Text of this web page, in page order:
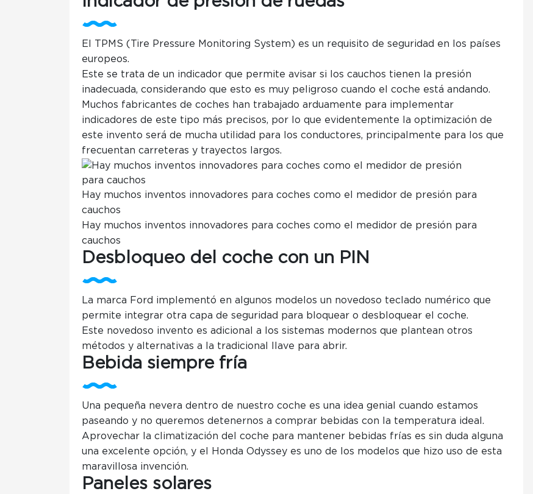
El TPMS (Tire Pressure Monitoring System) es un requisito de seguridad en los países
europeos.
Este se trata de un indicador que permite avisar si los cauchos tienen la presión
inadecuada, considerando que esto es muy peligroso cuando el coche está andando.
Muchos fabricantes de coches han trabajado arduamente para implementar
indicadores de este tipo más precisos, por lo que evidentemente la optimización de
este invento será de mucha utilidad para los conductores, principalmente para los que
frecuentan carreteras y trayectos largos.
Hay muchos inventos innovadores para coches como el medidor de presión para
cauchos
Hay muchos inventos innovadores para coches como el medidor de presión para
cauchos
Desbloqueo del coche con un PIN
La marca Ford implementó en algunos modelos un novedoso teclado numérico que
permite integrar otra capa de seguridad para bloquear o desbloquear el coche.
Este novedoso invento es adicional a los sistemas modernos que plantean otros
métodos y alternativas a la tradicional llave para abrir.
Bebida siempre fría
Una pequeña nevera dentro de nuestro coche es una idea genial cuando estamos
paseando y no queremos detenernos a comprar bebidas con la temperatura ideal.
Aprovechar la climatización del coche para mantener bebidas frías es sin duda alguna
una excelente opción, y el Honda Odyssey es uno de los modelos que hizo uso de esta
maravillosa invención.
Paneles solares